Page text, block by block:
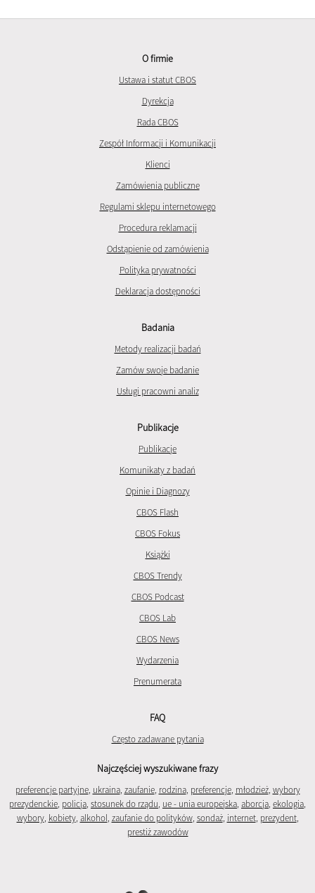
O firmie
Ustawa i statut CBOS
Dyrekcja
Rada CBOS
Zespół Informacji i Komunikacji
Klienci
Zamówienia publiczne
Regulami sklepu internetowego
Procedura reklamacji
Odstąpienie od zamówienia
Polityka prywatności
Deklaracja dostępności
Badania
Metody realizacji badań
Zamów swoje badanie
Usługi pracowni analiz
Publikacje
Publikacje
Komunikaty z badań
Opinie i Diagnozy
CBOS Flash
CBOS Fokus
Książki
CBOS Trendy
CBOS Podcast
CBOS Lab
CBOS News
Wydarzenia
Prenumerata
FAQ
Często zadawane pytania
Najczęściej wyszukiwane frazy
preferencje partyjne, ukraina, zaufanie, rodzina, preferencje, młodzież, wybory
prezydenckie, policja, stosunek do rządu, ue - unia europejska, aborcja, ekologia,
wybory, kobiety, alkohol, zaufanie do polityków, sondaż, internet, prezydent,
prestiż zawodów